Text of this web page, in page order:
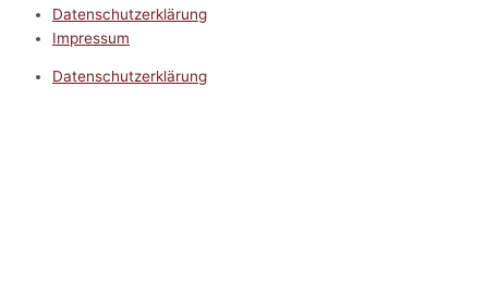
Datenschutzerklärung
Impressum
Datenschutzerklärung